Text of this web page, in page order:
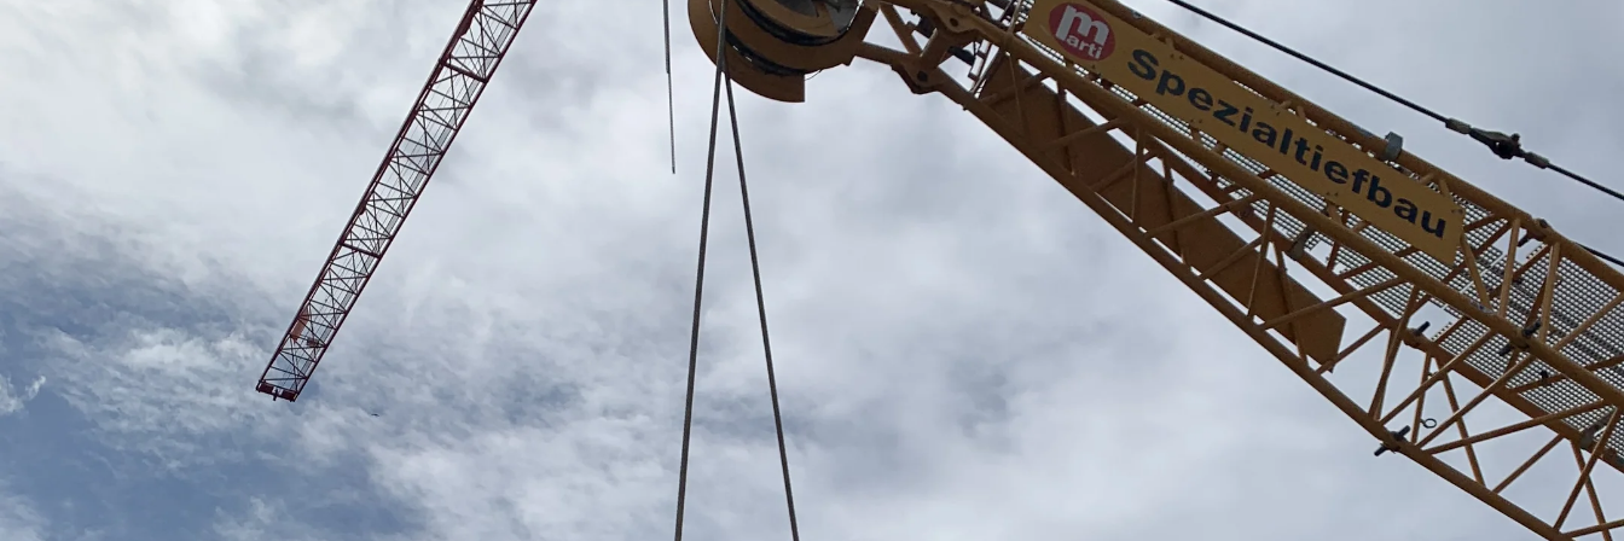
Zurück Trapezblechbefestigungsschienen
Trapezblechbefestigungsschiene JTB
Gerüstschuhe
Gerüstschuhe
Befestigungszubehör
Kantenschutzwinkel
Bewehrung
Zurück
Durchstanzbewehrung
Zurück
Durchstanzbewehrung JDA
Durchstanzbewehrung JDA-FT-KL
Durchstanzbewehrung Zubehör